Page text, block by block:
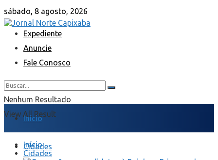
sábado, 8 agosto, 2026
Expediente
Anuncie
Fale Conosco
Nenhum Resultado
View All Result
Início
Cidades
Início
Cidades